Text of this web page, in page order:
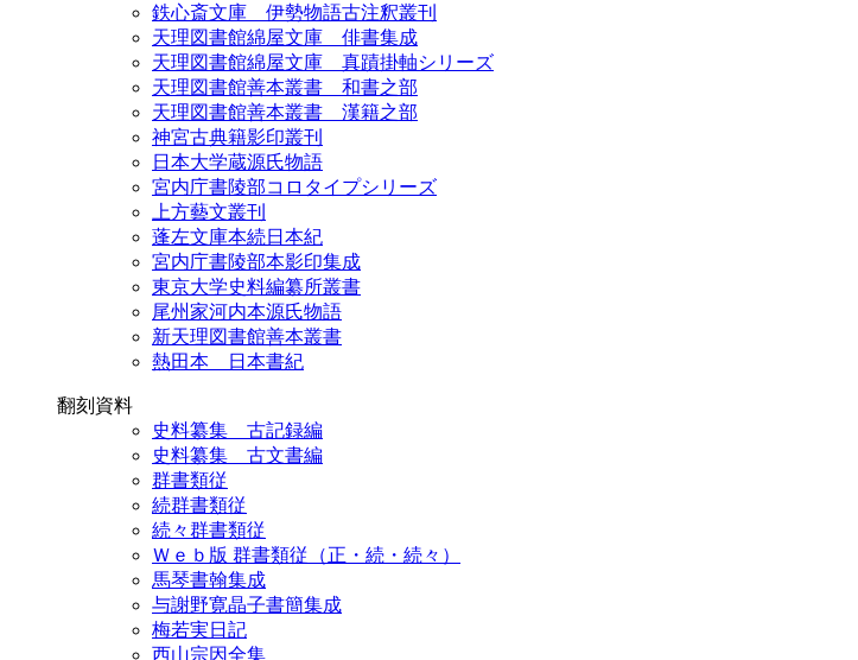
鉄心斎文庫 伊勢物語古注釈叢刊
天理図書館綿屋文庫 俳書集成
天理図書館綿屋文庫 真蹟掛軸シリーズ
天理図書館善本叢書 和書之部
天理図書館善本叢書 漢籍之部
神宮古典籍影印叢刊
日本大学蔵源氏物語
宮内庁書陵部コロタイプシリーズ
上方藝文叢刊
蓬左文庫本続日本紀
宮内庁書陵部本影印集成
東京大学史料編纂所叢書
尾州家河内本源氏物語
新天理図書館善本叢書
熱田本 日本書紀
翻刻資料
史料纂集 古記録編
史料纂集 古文書編
群書類従
続群書類従
続々群書類従
Ｗｅｂ版 群書類従（正・続・続々）
馬琴書翰集成
与謝野寛晶子書簡集成
梅若実日記
西山宗因全集